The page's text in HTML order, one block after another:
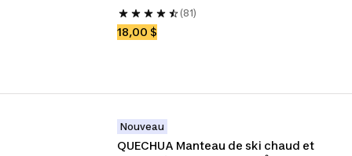
(81)
18,00 $
Nouveau
QUECHUA Manteau de ski chaud et